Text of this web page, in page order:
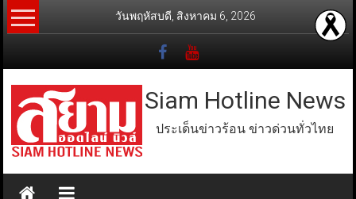
Skip
to
วันพฤหัสบดี, สิงหาคม 6, 2026
Siam Hotline News
ประเด็นข่าวร้อน ข่าวด่วนทั่วไทย